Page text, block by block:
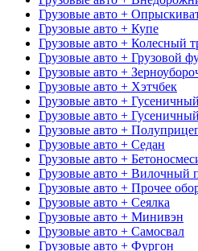
Грузовые авто +
Грузовые авто + Купе
Грузовые авто + Колесный
Грузовые авто + Грузовой
Грузовые авто +
Грузовые авто + Хэтчбек
Грузовые авто +
Грузовые авто +
Грузовые авто +
Грузовые авто + Седан
Грузовые авто +
Грузовые авто + Вилочный
Грузовые авто + Прочее
Грузовые авто + Сеялка
Грузовые авто + Минивэн
Грузовые авто + Самосвал
Грузовые авто + Фургон